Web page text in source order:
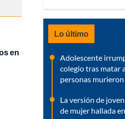
en
Lo último
Adolescente
colegio tras matar
personas murieron
La versión de
de mujer hallada